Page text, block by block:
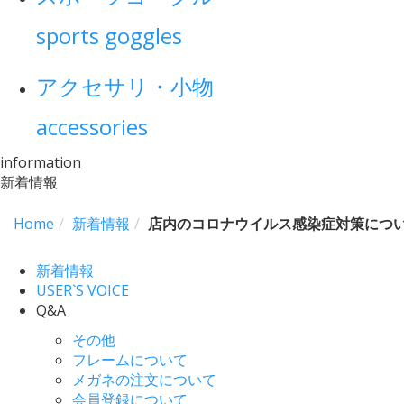
sports goggles
アクセサリ・小物
accessories
information
新着情報
Home 新着情報 店内のコロナウイルス感染症対策につ
新着情報
USER`S VOICE
Q&A
その他
フレームについて
メガネの注文について
会員登録について